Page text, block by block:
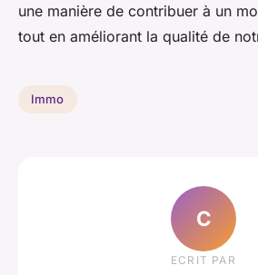
une manière de contribuer à un
tout en améliorant la qualité de
Immo
C
ECRIT PAR